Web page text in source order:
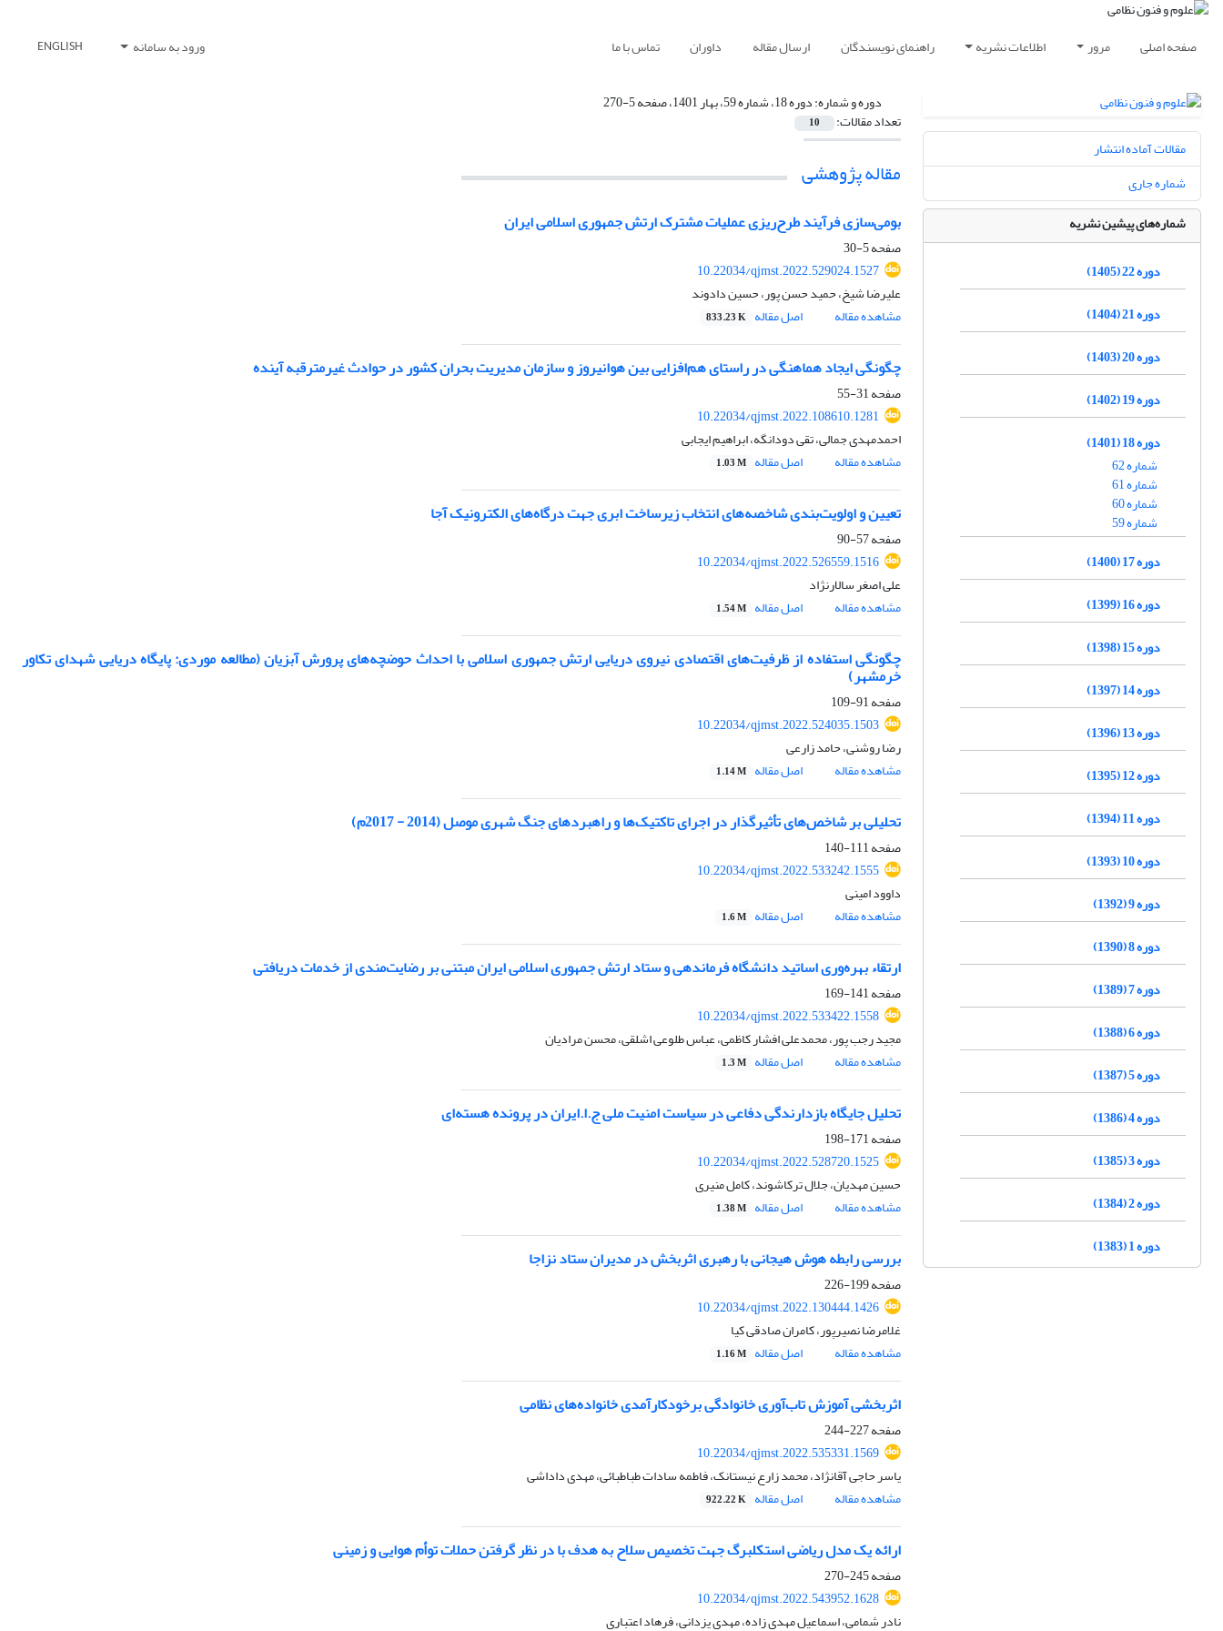
صفحه اصلی مرور اطلاعات نشریه راهنمای نویسندگان ارسال مقاله داوران تماس با ما ورود به سامانه ENGLISH
دوره و شماره:دوره 18، شماره 59، بهار 1401، صفحه 5-270
تعداد مقالات: 10
مقاله پژوهشی
بومی‌سازی فرآیند طرح‌ریزی عملیات مشترک ارتش جمهوری اسلامی ایران
صفحه5-30
10.22034/qjmst.2022.529024.1527
علیرضا شیخ، حمید حسن پور، حسین دادوند
مشاهده مقاله
اصل مقاله 833.23 K
چگونگی ایجاد هماهنگی در راستای هم‌افزایی بین هوانیروز و سازمان مدیریت بحران کشور در حوادث غیرمترقبه آینده
صفحه31-55
10.22034/qjmst.2022.108610.1281
احمدمهدی جمالی، تقی دودانگه، ابراهیم ایجابی
مشاهده مقاله
اصل مقاله 1.03 M
تعیین و اولویت‌بندی شاخصه‌های انتخاب زیرساخت ابری جهت درگاه‌های الکترونیک آجا
صفحه57-90
10.22034/qjmst.2022.526559.1516
علی اصغر سالارنژاد
مشاهده مقاله
اصل مقاله 1.54 M
چگونگی استفاده از ظرفیت‌های اقتصادی نیروی دریایی ‏ارتش جمهوری اسلامی با احداث حوضچه‌های پرورش آبزیان (مطالعه موردی: پایگاه دریایی شهدای تکاور
خرمشهر)
صفحه91-109
10.22034/qjmst.2022.524035.1503
رضا روشنی، حامد زارعی
مشاهده مقاله
اصل مقاله 1.14 M
تحلیلی بر شاخص‌های تأثیرگذار در اجرای تاکتیک‌ها و راهبردهای جنگ شهری موصل (2014 - 2017م)
صفحه111-140
10.22034/qjmst.2022.533242.1555
داوود امینی
مشاهده مقاله
اصل مقاله 1.6 M
ارتقاء بهره‌وری اساتید دانشگاه فرماندهی و ستاد ارتش جمهوری اسلامی ایران مبتنی بر رضایت‌مندی از خدمات دریافتی
صفحه141-169
10.22034/qjmst.2022.533422.1558
مجید رجب پور، محمدعلی افشار کاظمی، عباس طلوعی اشلقی، محسن مرادیان
مشاهده مقاله
اصل مقاله 1.3 M
تحلیل جایگاه بازدارندگی دفاعی در سیاست امنیت ملی ج.ا.ایران در پرونده هسته‌ای
صفحه171-198
10.22034/qjmst.2022.528720.1525
حسین مهدیان، جلال ترکاشوند، کامل منیری
مشاهده مقاله
اصل مقاله 1.38 M
بررسی رابطه هوش هیجانی با رهبری اثربخش در مدیران ستاد نزاجا
صفحه199-226
10.22034/qjmst.2022.130444.1426
غلامرضا نصیرپور، کامران صادقی کیا
مشاهده مقاله
اصل مقاله 1.16 M
اثربخشی آموزش تاب‌آوری خانوادگی برخودکارآمدی خانواده‌های نظامی
صفحه227-244
10.22034/qjmst.2022.535331.1569
یاسر حاجی آقانژاد، محمد زارع نیستانک، فاطمه سادات طباطبائی، مهدی داداشی
مشاهده مقاله
اصل مقاله 922.22 K
ارائه یک مدل ریاضی استکلبرگ جهت تخصیص سلاح به هدف با در نظر گرفتن حملات توأم هوایی و زمینی
صفحه245-270
10.22034/qjmst.2022.543952.1628
نادر شمامی، اسماعیل مهدی زاده، مهدی یزدانی، فرهاد اعتباری
مقالات آماده انتشار
شماره جاری
شماره‌های پیشین نشریه
دوره 22 (1405)
دوره 21 (1404)
دوره 20 (1403)
دوره 19 (1402)
دوره 18 (1401)
شماره 62
شماره 61
شماره 60
شماره 59
دوره 17 (1400)
دوره 16 (1399)
دوره 15 (1398)
دوره 14 (1397)
دوره 13 (1396)
دوره 12 (1395)
دوره 11 (1394)
دوره 10 (1393)
دوره 9 (1392)
دوره 8 (1390)
دوره 7 (1389)
دوره 6 (1388)
دوره 5 (1387)
دوره 4 (1386)
دوره 3 (1385)
دوره 2 (1384)
دوره 1 (1383)